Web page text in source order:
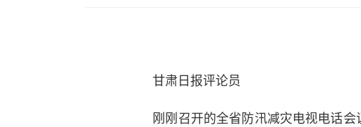
甘肃日报评论员
刚刚召开的全省防汛减灾电视电话会